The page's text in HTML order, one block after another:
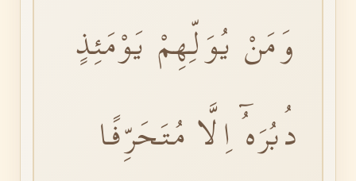
وَمَنْ يُوَلِّهِمْ يَوْمَئِذٍ
دُبُرَهُٓ اِلَّا مُتَحَرِّفًا